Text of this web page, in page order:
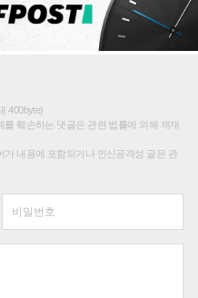
400byte)
훼손하는 댓글은 관련 법률에 의해 제재
내용에 포함되거나 인신공격성 글은 관